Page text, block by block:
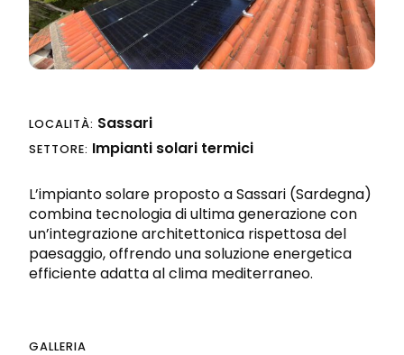
Progettazione integrata
Sicurezza sul lavoro e nei cantieri
Richiedi preventivo
LOCALITÀ: Sassari
SETTORE: Impianti solari termici
L’impianto solare proposto a Sassari (Sardegna)
combina tecnologia di ultima generazione con
un’integrazione architettonica rispettosa del
paesaggio, offrendo una soluzione energetica
efficiente adatta al clima mediterraneo.
GALLERIA